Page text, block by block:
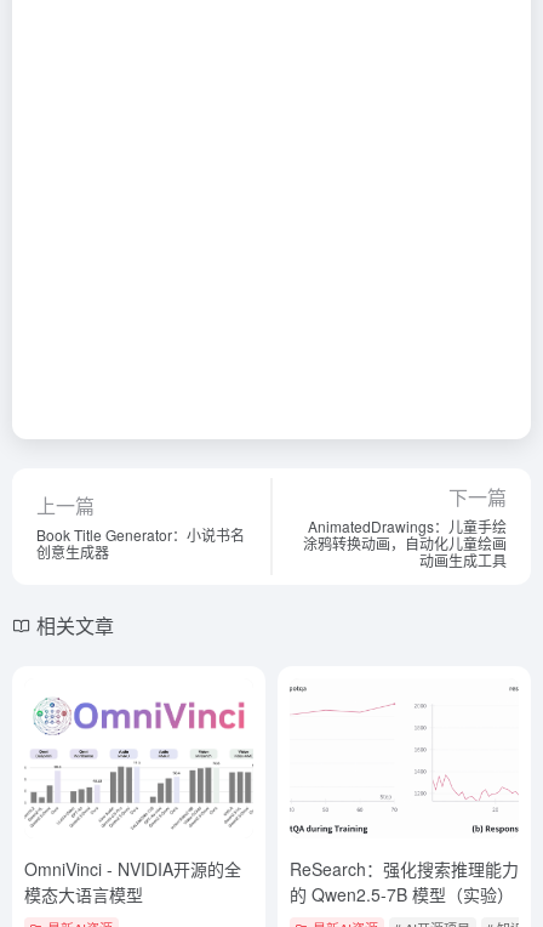
上一篇
Book Title Generator：小说书名
创意生成器
下一篇
AnimatedDrawings：儿童手绘
涂鸦转换动画，自动化儿童绘画
动画生成工具
相关文章
OmniVinci - NVIDIA开源的全
模态大语言模型
ReSearch：强化搜索推理能力
的 Qwen2.5-7B 模型（实验）